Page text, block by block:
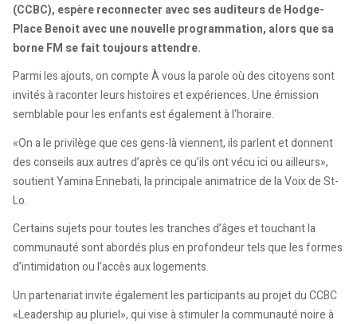
(CCBC), espère reconnecter avec ses auditeurs de Hodge-
Place Benoit avec une nouvelle programmation, alors que sa
borne FM se fait toujours attendre.
Parmi les ajouts, on compte À vous la parole où des citoyens sont
invités à raconter leurs histoires et expériences. Une émission
semblable pour les enfants est également à l‘horaire.
«On a le privilège que ces gens-là viennent, ils parlent et donnent
des conseils aux autres d’après ce qu’ils ont vécu ici ou ailleurs»,
soutient Yamina Ennebati, la principale animatrice de la Voix de St-
Lo.
Certains sujets pour toutes les tranches d’âges et touchant la
communauté sont abordés plus en profondeur tels que les formes
d’intimidation ou l’accès aux logements.
Un partenariat invite également les participants au projet du CCBC
«Leadership au pluriel», qui vise à stimuler la communauté noire à